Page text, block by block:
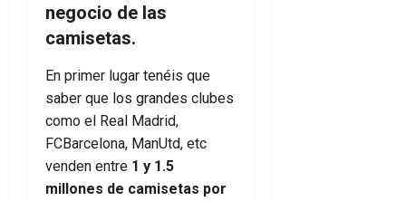
negocio de las
camisetas.
En primer lugar tenéis que
saber que los grandes clubes
como el Real Madrid,
FCBarcelona, ManUtd, etc
venden entre 1 y 1.5
millones de camisetas por